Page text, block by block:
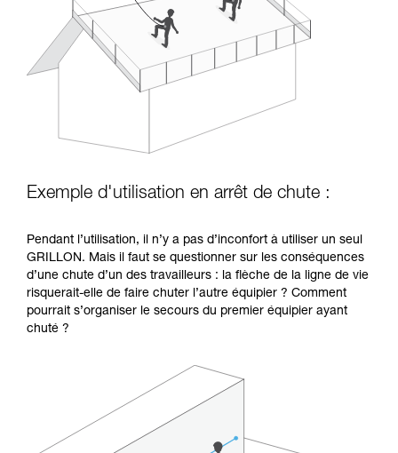
Exemple d'utilisation en arrêt de chute :
Pendant l’utilisation, il n’y a pas d’inconfort à utiliser un seul
GRILLON. Mais il faut se questionner sur les conséquences
d’une chute d’un des travailleurs : la flèche de la ligne de vie
risquerait-elle de faire chuter l’autre équipier ? Comment
pourrait s’organiser le secours du premier équipier ayant
chuté ?